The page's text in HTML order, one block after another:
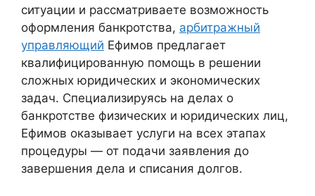
ситуации и рассматриваете возможность
оформления банкротства, арбитражный
управляющий Ефимов предлагает
квалифицированную помощь в решении
сложных юридических и экономических
задач. Специализируясь на делах о
банкротстве физических и юридических лиц,
Ефимов оказывает услуги на всех этапах
процедуры — от подачи заявления до
завершения дела и списания долгов.